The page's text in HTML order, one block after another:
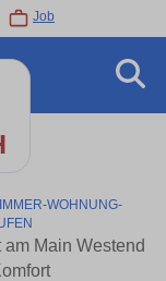
Job
WOHNUNG-
Main Westend